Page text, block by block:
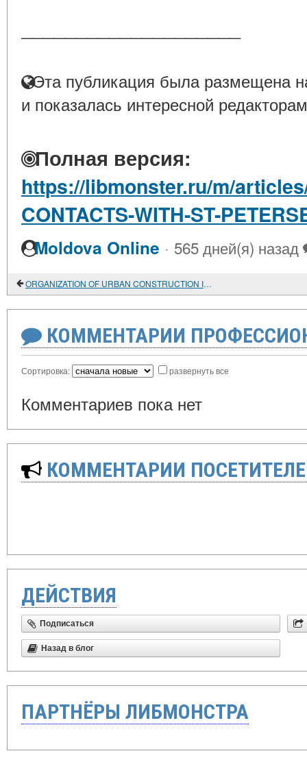
Эта публикация была размещена
и показалась интересной
Полная версия:
https://libmonster.ru/m/
CONTACTS-WITH-ST-
Moldova Online · 565 дней(я) назад
ORGANIZATION OF URBAN CONSTRUCTION IN THE RUSSIAN STATE IN THE XVI-XVII CENTURIES
КОММЕНТАРИИ
Сортировка: развернуть все
Комментариев пока нет
КОММЕНТАРИИ
ДЕЙСТВИЯ
Подписаться
Назад в блог
ПАРТНЁРЫ ЛИБМОНСТРА